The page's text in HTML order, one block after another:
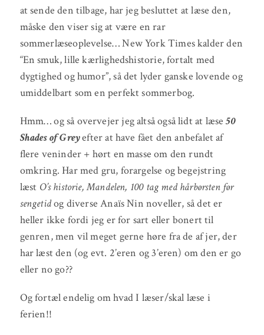
at sende den tilbage, har jeg besluttet at læse den,
måske den viser sig at være en rar
sommerlæseoplevelse… New York Times kalder den
“En smuk, lille kærlighedshistorie, fortalt med
dygtighed og humor”, så det lyder ganske lovende og
umiddelbart som en perfekt sommerbog.
Hmm… og så overvejer jeg altså også lidt at læse50
Shades of Greyefter at have fået den anbefalet af
flere veninder + hørt en masse om den rundt
omkring. Har med gru, forargelse og begejstring
læst O’s historie, Mandelen, 100 tag med hårbørsten før
sengetidog diverse Anaïs Nin noveller, så det er
heller ikke fordi jeg er for sart eller bonert til
genren, men vil meget gerne høre fra de af jer, der
har læst den (og evt. 2’eren og 3’eren) om den er go
eller no go??
Og fortæl endelig om hvad I læser/skal læse i
ferien!!